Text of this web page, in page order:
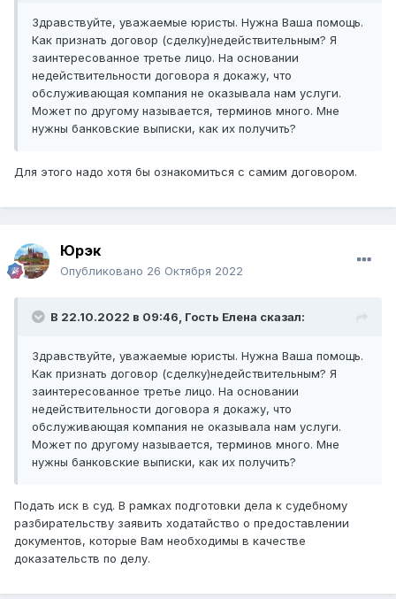
Здравствуйте, уважаемые юристы. Нужна Ваша помощь.
Как признать договор (сделку)недействительным? Я
заинтересованное третье лицо. На основании
недействительности договора я докажу, что
обслуживающая компания не оказывала нам услуги.
Может по другому называется, терминов много. Мне
нужны банковские выписки, как их получить?
Для этого надо хотя бы ознакомиться с самим договором.
Юрэк
Опубликовано 26 Октября 2022
В 22.10.2022 в 09:46, Гость Елена сказал:
Здравствуйте, уважаемые юристы. Нужна Ваша помощь.
Как признать договор (сделку)недействительным? Я
заинтересованное третье лицо. На основании
недействительности договора я докажу, что
обслуживающая компания не оказывала нам услуги.
Может по другому называется, терминов много. Мне
нужны банковские выписки, как их получить?
Подать иск в суд. В рамках подготовки дела к судебному
разбирательству заявить ходатайство о предоставлении
документов, которые Вам необходимы в качестве
доказательств по делу.